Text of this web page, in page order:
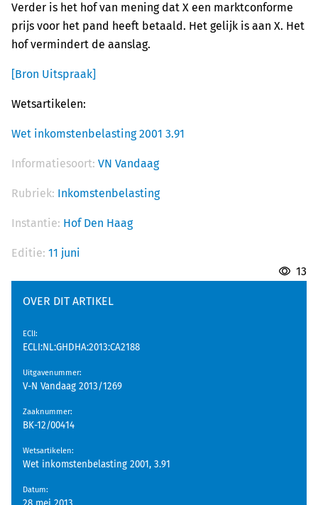
Verder is het hof van mening dat X een marktconforme
prijs voor het pand heeft betaald. Het gelijk is aan X. Het
hof vermindert de aanslag.
[Bron Uitspraak]
Wetsartikelen:
Wet inkomstenbelasting 2001 3.91
Informatiesoort: VN Vandaag
Rubriek: Inkomstenbelasting
Instantie: Hof Den Haag
Editie: 11 juni
13
OVER DIT ARTIKEL
EClI:
ECLI:NL:GHDHA:2013:CA2188
Uitgavenummer:
V-N Vandaag 2013/1269
Zaaknummer:
BK-12/00414
Wetsartikelen:
Wet inkomstenbelasting 2001, 3.91
Datum: